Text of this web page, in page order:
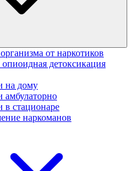
от наркотиков
опиоидная детоксикация
на дому
амбулаторно
в стационаре
наркоманов